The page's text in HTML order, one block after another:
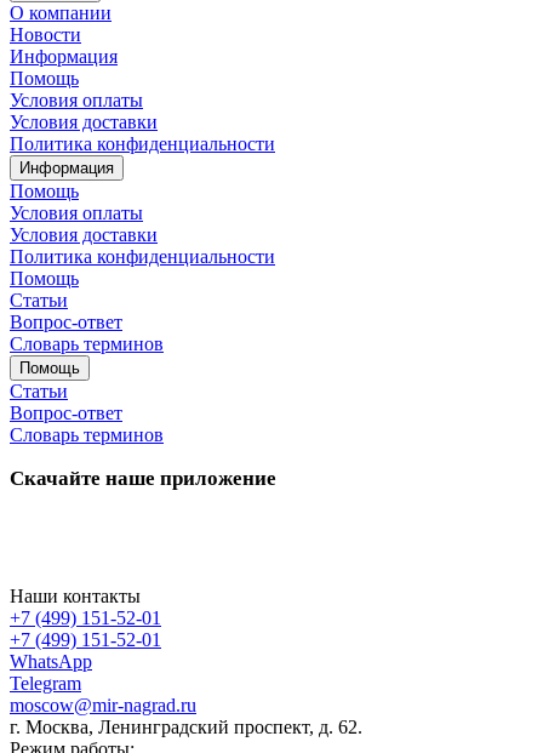
О компании
Новости
Информация
Помощь
Условия оплаты
Условия доставки
Политика конфиденциальности
Информация
Помощь
Условия оплаты
Условия доставки
Политика конфиденциальности
Помощь
Статьи
Вопрос-ответ
Словарь терминов
Помощь
Статьи
Вопрос-ответ
Словарь терминов
Скачайте наше приложение
Наши контакты
+7 (499) 151-52-01
+7 (499) 151-52-01
WhatsApp
Telegram
moscow@mir-nagrad.ru
г. Москва, Ленинградский проспект, д. 62.
Режим работы: